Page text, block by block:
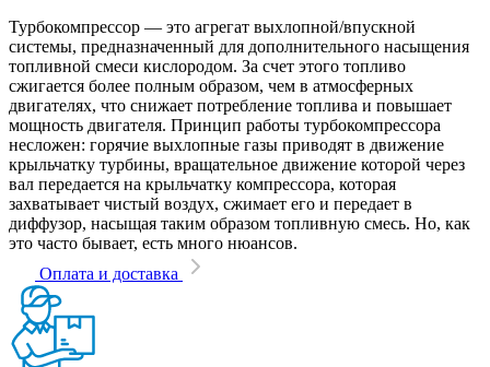
Турбокомпрессор — это агрегат выхлопной/впускной
системы, предназначенный для дополнительного насыщения
топливной смеси кислородом. За счет этого топливо
сжигается более полным образом, чем в атмосферных
двигателях, что снижает потребление топлива и повышает
мощность двигателя. Принцип работы турбокомпрессора
несложен: горячие выхлопные газы приводят в движение
крыльчатку турбины, вращательное движение которой через
вал передается на крыльчатку компрессора, которая
захватывает чистый воздух, сжимает его и передает в
диффузор, насыщая таким образом топливную смесь. Но, как
это часто бывает, есть много нюансов.
Оплата и доставка